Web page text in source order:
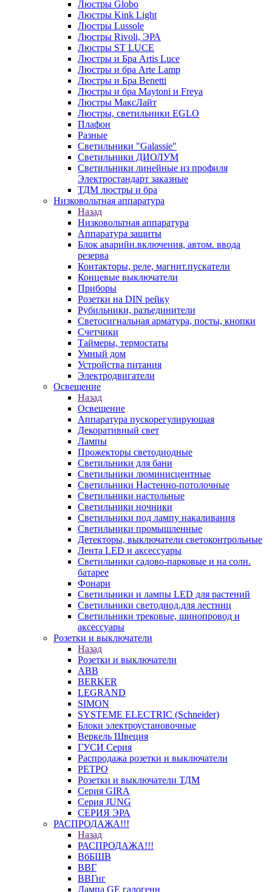
Люстры Globo
Люстры Kink Light
Люстры Lussole
Люстры Rivoli, ЭРА
Люстры ST LUCE
Люстры и Бра Artis Luce
Люстры и бра Arte Lamp
Люстры и Бра Benetti
Люстры и бра Maytoni и Freya
Люстры МаксЛайт
Люстры, светильники EGLO
Плафон
Разные
Светильники "Galassie"
Светильники ДИОЛУМ
Светильники линейные из профиля
Электростандарт заказные
ТДМ люстры и бра
Низковольтная аппаратура
Назад
Низковольтная аппаратура
Аппаратура защиты
Блок аварийн.включения, автом. ввода
резерва
Контакторы, реле, магнит.пускатели
Концевые выключатели
Приборы
Розетки на DIN рейку
Рубильники, разъединители
Светосигнальная арматура, посты, кнопки
Счетчики
Таймеры, термостаты
Умный дом
Устройства питания
Электродвигатели
Освещение
Назад
Освещение
Аппаратура пускорегулирующая
Декоративный свет
Лампы
Прожекторы светодиодные
Светильники для бани
Светильники люминисцентные
Светильники Настенно-потолочные
Светильники настольные
Светильники ночники
Светильники под лампу накаливания
Светильники промышленные
Детекторы, выключатели светоконтрольные
Лента LED и аксессуары
Светильники садово-парковые и на солн.
батарее
Фонари
Светильники и лампы LED для растений
Светильники светодиод.для лестниц
Светильники трековые, шинопровод и
аксессуары
Розетки и выключатели
Назад
Розетки и выключатели
ABB
BERKER
LEGRAND
SIMON
SYSTEME ELECTRIC (Schneider)
Блоки электроустановочные
Веркель Швеция
ГУСИ Серия
Распродажа розетки и выключатели
РЕТРО
Розетки и выключатели ТДМ
Серия GIRA
Серия JUNG
СЕРИЯ ЭРА
РАСПРОДАЖА!!!
Назад
РАСПРОДАЖА!!!
ВбБШВ
ВВГ
ВВГнг
Лампа GE галогенн